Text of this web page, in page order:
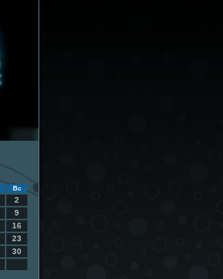
Вс
2
9
16
23
30